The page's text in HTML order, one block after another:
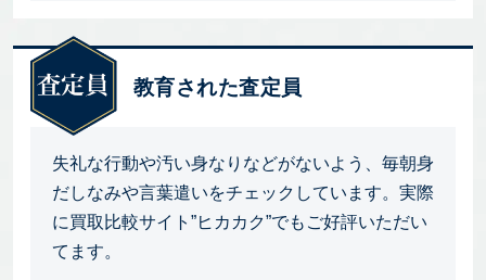
教育された査定員
失礼な行動や汚い身なりなどがないよう、毎朝身
だしなみや言葉遣いをチェックしています。実際
に買取比較サイト”ヒカカク”でもご好評いただい
てます。